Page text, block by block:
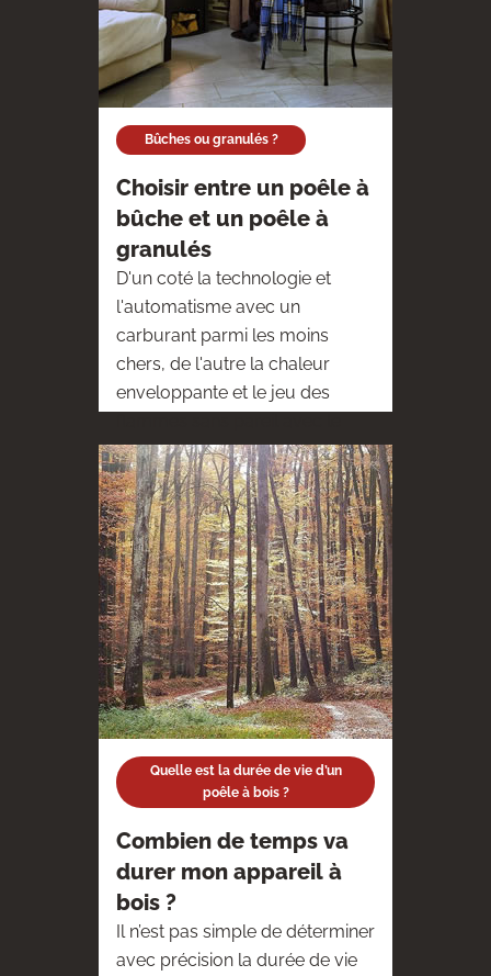
Bûches ou granulés ?
Choisir entre un poêle à
bûche et un poêle à
granulés
D'un coté la technologie et
l'automatisme avec un
carburant parmi les moins
chers, de l'autre la chaleur
enveloppante et le jeu des
plus économique des modes
de chauffage
Quelle est la durée de vie d’un
poêle à bois ?
Combien de temps va
durer mon appareil à
bois ?
Il n’est pas simple de déterminer
avec précision la durée de vie